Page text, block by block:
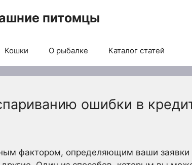
питомцы
Кошки О рыбалке Каталог статей
ошибки в
фактором, определяющим ваши заявки